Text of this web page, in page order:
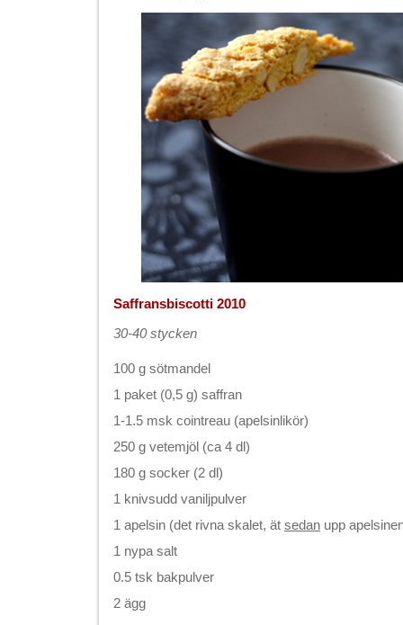
Saffransbiscotti 2010
30-40 stycken
100 g sötmandel
1 paket (0,5 g) saffran
1-1.5 msk cointreau (apelsinlikör)
250 g vetemjöl (ca 4 dl)
180 g socker (2 dl)
1 knivsudd vaniljpulver
1 apelsin (det rivna skalet, ät sedan upp
1 nypa salt
0.5 tsk bakpulver
2 ägg